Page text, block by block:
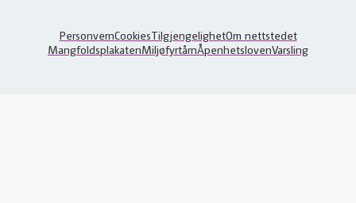
PersonvernCookiesTilgjengelighetOm nettstedet
MangfoldsplakatenMiljøfyrtårnÅpenhetslovenVarsling